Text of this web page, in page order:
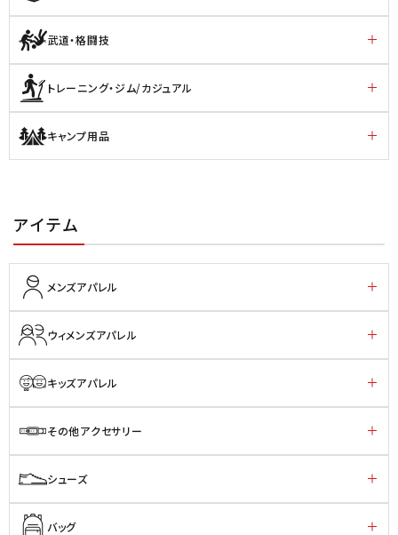
武道・格闘技
トレーニング・ジム/カジュアル
キャンプ用品
アイテム
メンズアパレル
ウィメンズアパレル
キッズアパレル
その他アクセサリー
シューズ
バッグ